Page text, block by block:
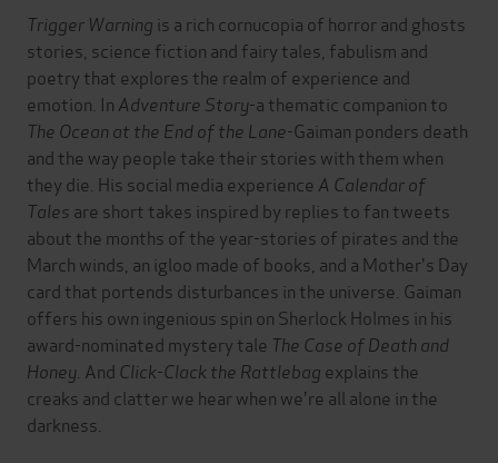
Trigger Warning is a rich cornucopia of horror and ghosts
stories, science fiction and fairy tales, fabulism and
poetry that explores the realm of experience and
emotion. In Adventure Story-a thematic companion to
The Ocean at the End of the Lane-Gaiman ponders death
and the way people take their stories with them when
they die. His social media experience A Calendar of
Tales are short takes inspired by replies to fan tweets
about the months of the year-stories of pirates and the
March winds, an igloo made of books, and a Mother's Day
card that portends disturbances in the universe. Gaiman
offers his own ingenious spin on Sherlock Holmes in his
award-nominated mystery tale The Case of Death and
Honey . And Click-Clack the Rattlebag explains the
creaks and clatter we hear when we're all alone in the
darkness.